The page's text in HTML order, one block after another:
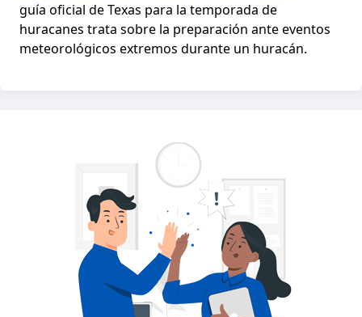
guía oficial de Texas para la temporada de
huracanes trata sobre la preparación ante eventos
meteorológicos extremos durante un huracán.